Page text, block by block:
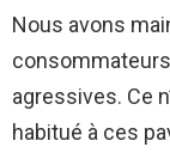
Nous avons
agressives. Ce
habitué à ces